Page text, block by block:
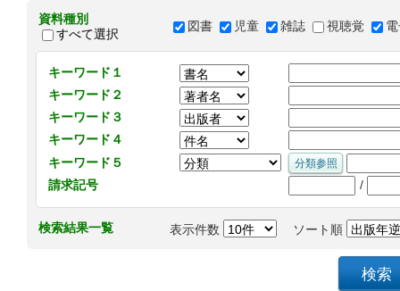
資料種別
すべて選択
図書 児童 雑誌 視聴覚
キーワード１
キーワード２
キーワード３
キーワード４
キーワード５
請求記号
/
検索結果一覧 表示件数 ソート順